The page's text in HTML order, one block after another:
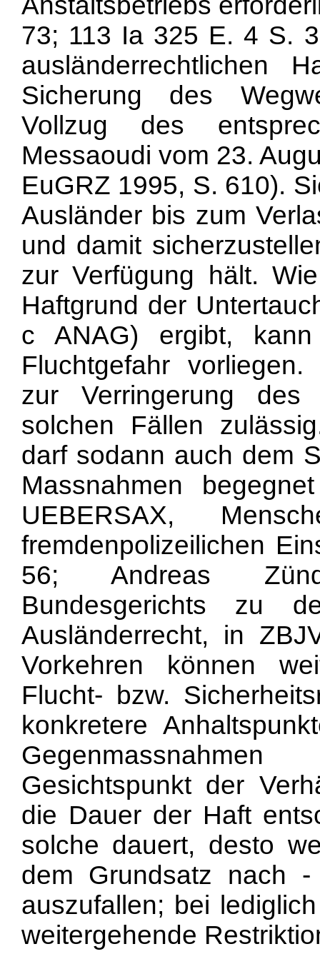
73; 113 Ia 325 E. 4 S.
Sicherung des
Vollzug des
Messaoudi vom 23.
EuGRZ 1995, S. 610).
Ausländer bis zum
und damit
zur Verfügung hält.
Haftgrund der
c ANAG) ergibt, kann
Fluchtgefahr vorliegen.
zur Verringerung
solchen Fällen
darf sodann auch dem
Massnahmen
UEBERSAX,
fremdenpolizeilichen
56; Andreas
Bundesgerichts zu
Ausländerrecht, in
Vorkehren können
Flucht- bzw.
konkretere
Gesichtspunkt der
die Dauer der Haft
solche dauert, desto
dem Grundsatz nach -
auszufallen; bei
weitergehende